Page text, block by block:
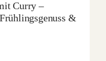
Curry –
&